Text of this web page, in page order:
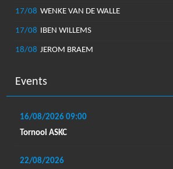
17/08 WENKE VAN DE WALLE
17/08 IBEN WILLEMS
18/08 JEROM BRAEM
Events
16/08/2026 09:00
Tornooi ASKC
22/08/2026